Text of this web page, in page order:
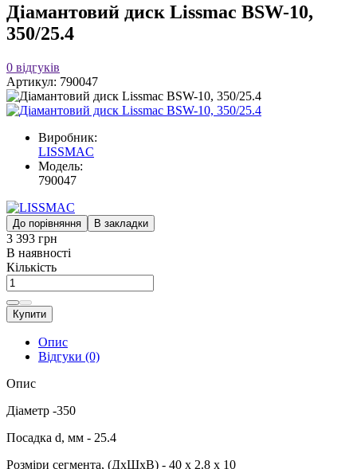
Діамантовий диск Lissmac BSW-10,
350/25.4
0 відгуків
Артикул: 790047
Виробник:
LISSMAC
Модель:
790047
До порівняння В закладки
3 393 грн
В наявності
Кількість
Купити
Опис
Відгуки (0)
Опис
Діаметр -350
Посадка d, мм - 25.4
Розміри сегмента, (ДхШхВ) - 40 x 2.8 x 10